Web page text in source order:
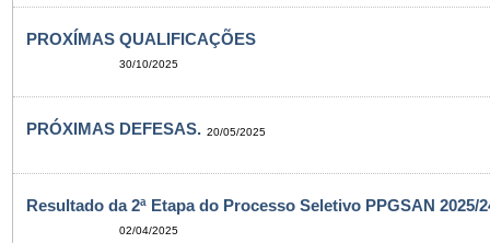
PROXÍMAS QUALIFICAÇÕES
30/10/2025
PRÓXIMAS DEFESAS. 20/05/2025
Resultado da 2ª Etapa do Processo Seletivo PPGSAN 2025/
02/04/2025